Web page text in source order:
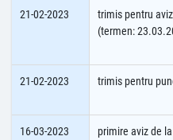
21-02-2023
trimis pentru
(termen:
21-02-2023 trimis pentru
16-03-2023
primire aviz de